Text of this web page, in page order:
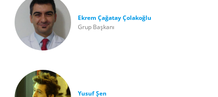
Ekrem Çağatay Çolakoğlu
Grup Başkanı
Yusuf Şen